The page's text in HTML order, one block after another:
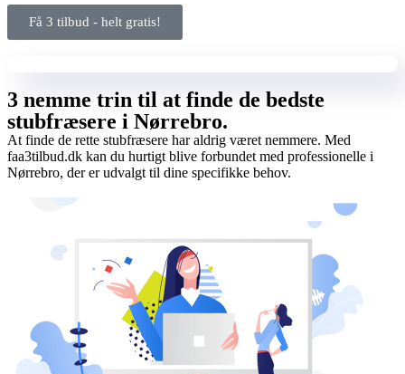
Få 3 tilbud - helt gratis!
3 nemme trin til at finde de bedste
stubfræsere i Nørrebro.
At finde de rette stubfræsere har aldrig været nemmere. Med
faa3tilbud.dk kan du hurtigt blive forbundet med professionelle i
Nørrebro, der er udvalgt til dine specifikke behov.